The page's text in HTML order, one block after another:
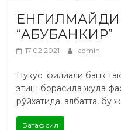
“АБУБАНКИР”
17.02.2021 admin
Нукус филиали банк
этиш борасида жуда
рўйхатида, албатта, бу
Батафсил